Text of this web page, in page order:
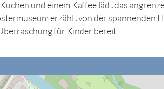
und einem Kaffee lädt das
erzählt von der spannenden
für Kinder bereit.